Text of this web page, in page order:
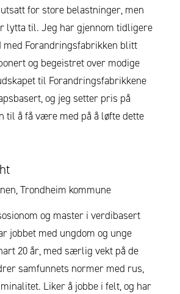
for store belastninger, men
lytta til. Jeg har gjennom tidligere
med Forandringsfabrikken blitt
og begeistret over modige
til Forandringsfabrikkene
og jeg setter pris på
til å få være med på å løfte dette
Trondheim kommune
og master i verdibasert
jobbet med ungdom og unge
20 år, med særlig vekt på de
samfunnets normer med rus,
Liker å jobbe i felt, og har